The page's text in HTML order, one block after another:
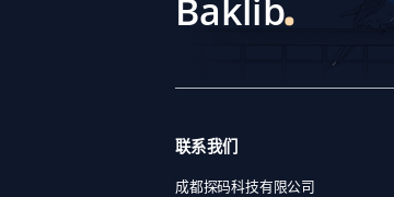
联系我们
成都探码科技有限公司